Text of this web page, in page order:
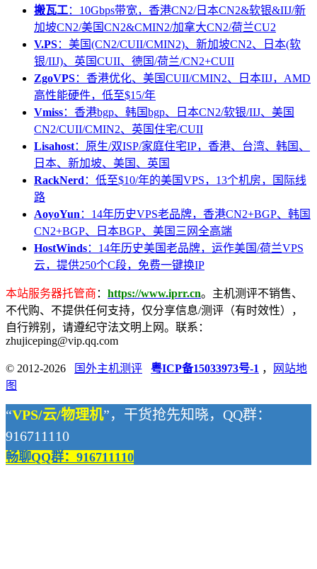
搬瓦工：10Gbps带宽，香港CN2/日本CN2&软银&IIJ/新
加坡CN2/美国CN2&CMIN2/加拿大CN2/荷兰CU2
V.PS：美国(CN2/CUII/CMIN2)、新加坡CN2、日本(软
银/IIJ)、英国CUII、德国/荷兰/CN2+CUII
ZgoVPS：香港优化、美国CUII/CMIN2、日本IIJ，AMD
高性能硬件，低至$15/年
Vmiss：香港bgp、韩国bgp、日本CN2/软银/IIJ、美国
CN2/CUII/CMIN2、英国住宅/CUII
Lisahost：原生/双ISP/家庭住宅IP，香港、台湾、韩国、
日本、新加坡、美国、英国
RackNerd ：低至$10/年的美国VPS，13个机房，国际线
路
AoyoYun ：14年历史VPS老品牌，香港CN2+BGP、韩国
CN2+BGP、日本BGP、美国三网全高端
HostWinds：14年历史美国老品牌，运作美国/荷兰VPS
云，提供250个C段，免费一键换IP
本站服务器托管商 ： https://www.iprr.cn。主机测评不销售、
不代购、不提供任何支持，仅分享信息/测评（有时效性），
自行辨别，请遵纪守法文明上网。联系：
zhujiceping@vip.qq.com
© 2012-2026 国外主机测评 粤ICP备15033973号-1 ，
网站地
图
“VPS/云/物理机”，干货抢先知晓，QQ群：
916711110
畅聊QQ群：916711110